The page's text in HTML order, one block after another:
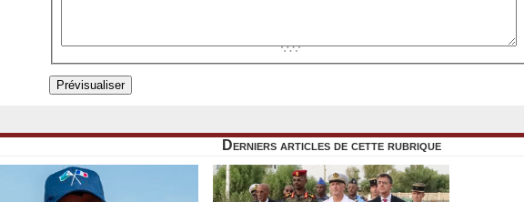
Derniers articles de cette rubrique